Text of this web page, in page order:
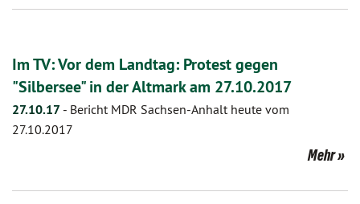
Im TV: Vor dem Landtag: Protest gegen
"Silbersee" in der Altmark am 27.10.2017
27.10.17 - Bericht MDR Sachsen-Anhalt heute vom
27.10.2017
Mehr